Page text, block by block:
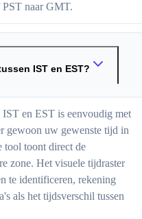
naar GMT.
IST en EST?
en EST is eenvoudig met
gewoon uw gewenste tijd in
tool toont direct de
zone. Het visuele tijdraster
te identificeren, rekening
als het tijdsverschil tussen